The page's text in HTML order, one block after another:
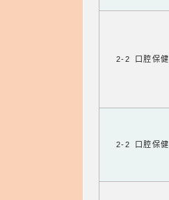
2-2 口腔保健
2-2 口腔保健